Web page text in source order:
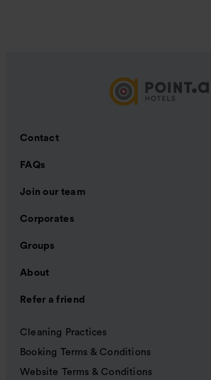
Contact
FAQs
Join our team
Corporates
Groups
About
Refer a friend
Cleaning Practices
Booking Terms & Conditions
Website Terms & Conditions